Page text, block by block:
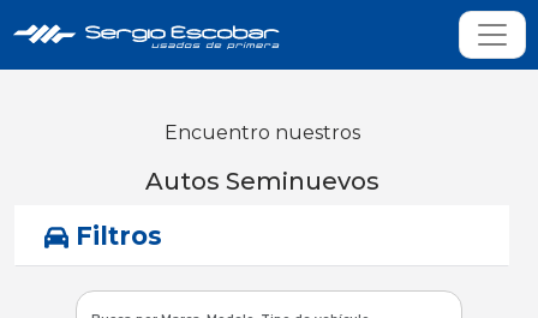
Encuentro nuestros
Autos Seminuevos
Filtros